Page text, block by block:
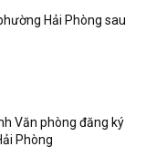
Hải Phòng sau
Văn phòng đăng ký
Phòng